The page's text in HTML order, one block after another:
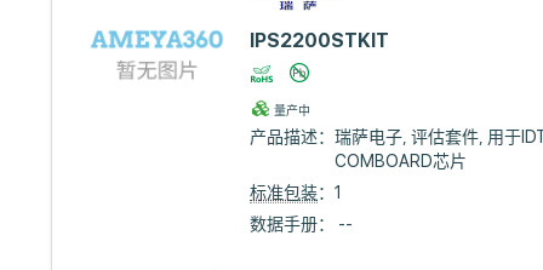
IPS2200STKIT
量产中
产品描述：瑞萨电子, 评估套件, 用于
COMBOARD芯片
标准包装：1
数据手册： --